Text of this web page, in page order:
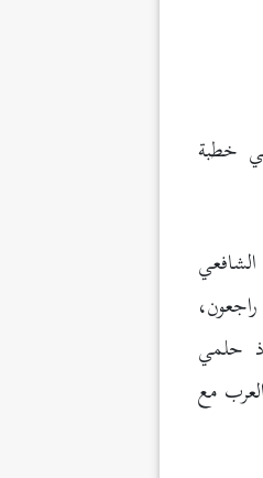
خطبة
راجعون،
حلمي
مع